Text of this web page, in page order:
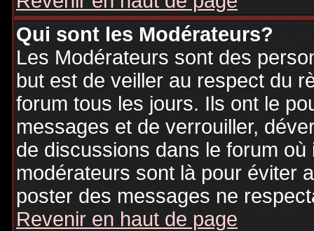
Qui sont les Modérateurs?
Les Modérateurs sont des
but est de veiller au respect du
forum tous les jours. Ils ont le
messages et de verrouiller,
de discussions dans le forum
modérateurs sont là pour éviter
poster des messages ne
Revenir en haut de page